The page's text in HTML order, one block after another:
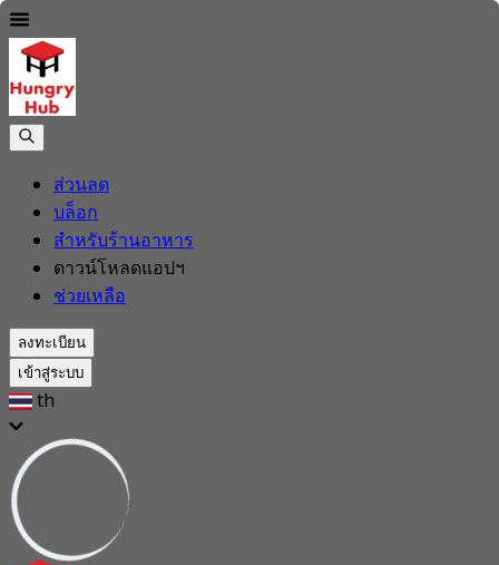
ส่วนลด
บล็อก
สำหรับร้านอาหาร
ดาวน์โหลดแอปฯ
ช่วยเหลือ
ลงทะเบียน
เข้าสู่ระบบ
th